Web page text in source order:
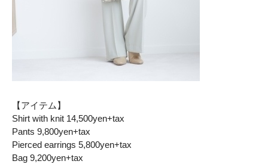
【アイテム】
Shirt with knit 14,500yen+tax
Pants 9,800yen+tax
Pierced earrings 5,800yen+tax
Bag 9,200yen+tax